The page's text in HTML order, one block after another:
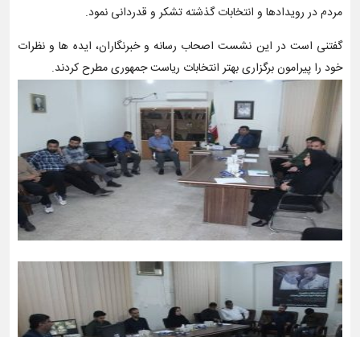
مردم در رویدادها و انتخابات گذشته تشکر و قدردانی نمود.
گفتنی است در این نشست اصحاب رسانه و خبرنگاران، ایده ها و نظرات
خود را پیرامون برگزاری بهتر انتخابات ریاست جمهوری مطرح کردند.